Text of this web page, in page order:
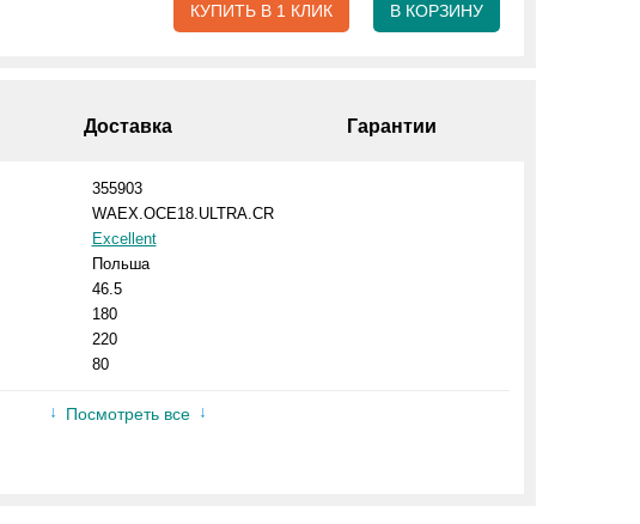
КУПИТЬ В 1 КЛИК В КОРЗИНУ
Доставка Гарантии
355903
WAEX.OCE18.ULTRA.CR
Excellent
Польша
46.5
180
220
80
Посмотреть все